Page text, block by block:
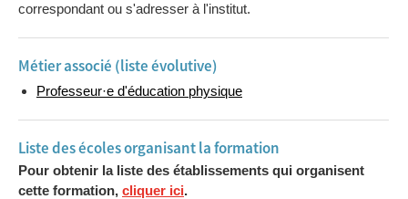
correspondant ou s'adresser à l'institut.
Métier associé (liste évolutive)
Professeur·e d'éducation physique
Liste des écoles organisant la formation
Pour obtenir la liste des établissements qui organisent
cette formation, cliquer ici.